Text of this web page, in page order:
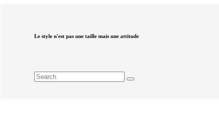
Le style n'est pas une taille mais une attitude